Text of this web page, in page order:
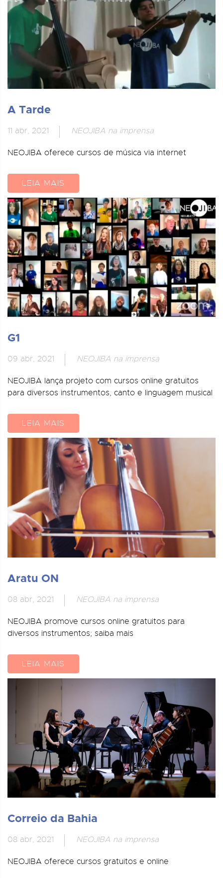
A Tarde
11 abr, 2021 NEOJIBA na imprensa
NEOJIBA oferece cursos de música via internet
LEIA MAIS
G1
09 abr, 2021 NEOJIBA na imprensa
NEOJIBA lança projeto com cursos online gratuitos
para diversos instrumentos, canto e linguagem musical
LEIA MAIS
Aratu ON
08 abr, 2021 NEOJIBA na imprensa
NEOJIBA promove cursos online gratuitos para
diversos instrumentos; saiba mais
LEIA MAIS
Correio da Bahia
08 abr, 2021 NEOJIBA na imprensa
NEOJIBA oferece cursos gratuitos e online